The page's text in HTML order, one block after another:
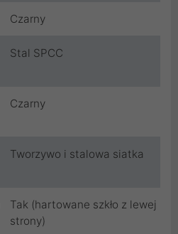
Czarny
Stal SPCC
Czarny
Tworzywo i stalowa siatka
Tak (hartowane szkło z lewej
strony)